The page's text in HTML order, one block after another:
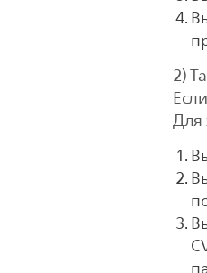
2)
Для